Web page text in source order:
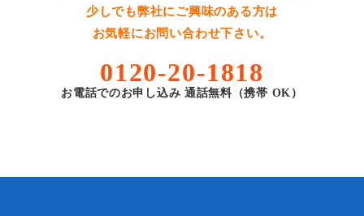
少しでも弊社にご興味のある方は
お気軽にお問い合わせ下さい。
0120-20-1818
お電話でのお申し込み 通話無料（携帯 OK）